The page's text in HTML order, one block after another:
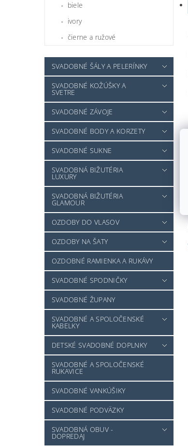
biele
ivory
čierne a ružové
SVADOBNÉ ŠÁLY A PELERÍNKY
SVADOBNÉ KOŽÚŠKY A
SVETRE
SVADOBNÉ ZÁVOJE
SVADOBNÉ BODY A KORZETY
SVADOBNÉ SUKNE
SVADOBNÁ BIŽUTÉRIA
LUXURY
SVADOBNÁ BIŽUTÉRIA
GLAMOUR
OZDOBY DO VLASOV
OZDOBY NA ŠATY
OZDOBNÉ RAMIENKA A RUKÁVY
SVADOBNÉ SPODNIČKY
SVADOBNÉ ŽUPANY
SVADOBNÉ A SPOLOČENSKÉ
KABELKY
DETSKÉ SVADOBNÉ DOPLNKY
SVADOBNÉ A SPOLOČENSKÉ
RUKAVICE
SVADOBNÉ VANKÚŠIKY
SVADOBNÉ PODVÄZKY
SVADOBNÁ OBUV -
DOPREDAJ